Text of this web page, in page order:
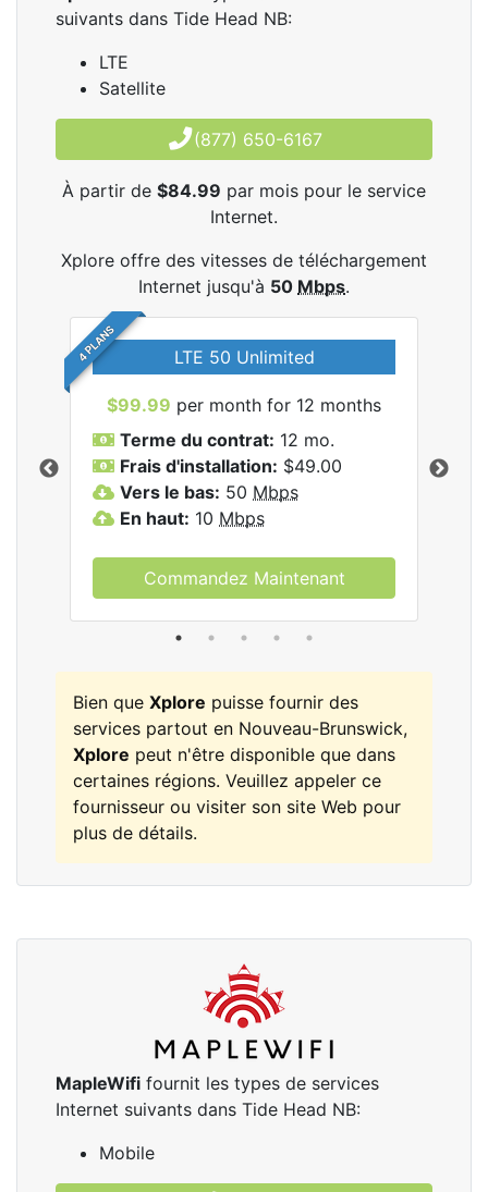
suivants dans Tide Head NB:
LTE
Satellite
(877) 650-6167
À partir de $84.99 par mois pour le service
Internet.
Xplore offre des vitesses de téléchargement
Internet jusqu'à 50 Mbps.
4 PLANS LTE 50 Unlimited
$99.99 per month for 12 months
Terme du contrat: 12 mo.
Frais d'installation: $49.00
Vers le bas: 50 Mbps
En haut: 10 Mbps
Commandez Maintenant
Bien que Xplore puisse fournir des
services partout en Nouveau-Brunswick,
Xplore peut n'être disponible que dans
certaines régions. Veuillez appeler ce
fournisseur ou visiter son site Web pour
plus de détails.
MapleWifi fournit les types de services
Internet suivants dans Tide Head NB:
Mobile